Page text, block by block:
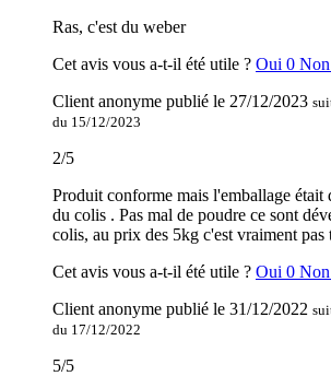
Ras, c'est du weber
Cet avis vous a-t-il été utile ? Oui 0 Non
Client anonyme publié le 27/12/2023
du 15/12/2023
2/5
Produit conforme mais l'emballage était
du colis . Pas mal de poudre ce sont
colis, au prix des 5kg c'est vraiment pas
Cet avis vous a-t-il été utile ? Oui 0 Non
Client anonyme publié le 31/12/2022
du 17/12/2022
5/5